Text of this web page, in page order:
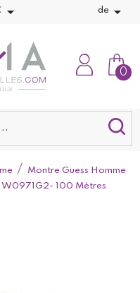
 de 
0
Montre Guess Homme
W0971G2- 100 Mètres